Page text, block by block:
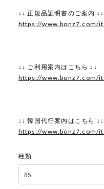
↓↓ 正規品証明書のご案内 ↓↓
https://www.bonz7.com/
↓↓ ご利用案内はこちら ↓↓
https://www.bonz7.com/
↓↓ 韓国代行案内はこちら ↓↓
https://www.bonz7.com/
種類